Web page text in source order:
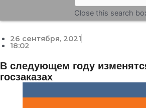
Close this search
26 сентября, 2021
18:02
В следующем году
госзаказах